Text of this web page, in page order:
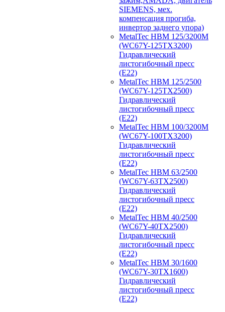
SIEMENS, мех.
компенсация прогиба,
инвертор заднего упора)
MetalTec HBM 125/3200M
(WC67Y-125TX3200)
Гидравлический
листогибочный пресс
(E22)
MetalTec HBM 125/2500
(WC67Y-125TX2500)
Гидравлический
листогибочный пресс
(E22)
MetalTec HBM 100/3200M
(WC67Y-100TX3200)
Гидравлический
листогибочный пресс
(E22)
MetalTec HBM 63/2500
(WC67Y-63TX2500)
Гидравлический
листогибочный пресс
(E22)
MetalTec HBM 40/2500
(WC67Y-40TX2500)
Гидравлический
листогибочный пресс
(E22)
MetalTec HBM 30/1600
(WC67Y-30TX1600)
Гидравлический
листогибочный пресс
(E22)